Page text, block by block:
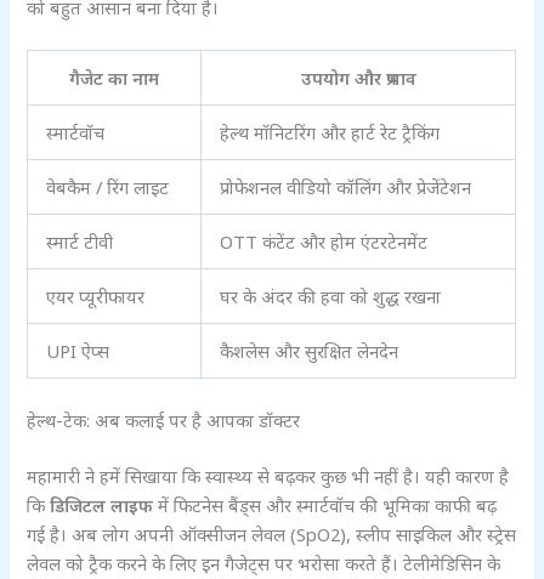
को बहुत आसान बना दिया है।
गैजेट का नाम उपयोग और प्रभाव
स्मार्टवॉच हेल्थ मॉनिटरिंग और हार्ट रेट ट्रैकिंग
वेबकैम / रिंग लाइट प्रोफेशनल वीडियो कॉलिंग और प्रेजेंटेशन
स्मार्ट टीवी OTT कंटेंट और होम एंटरटेनमेंट
एयर प्यूरीफायर घर के अंदर की हवा को शुद्ध रखना
UPI ऐप्स कैशलेस और सुरक्षित लेनदेन
हेल्थ-टेक: अब कलाई पर है आपका डॉक्टर
महामारी ने हमें सिखाया कि स्वास्थ्य से बढ़कर कुछ भी नहीं है। यही कारण है
किडिजिटल लाइफ में फिटनेस बैंड्स और स्मार्टवॉच की भूमिका काफी बढ़
गई है। अब लोग अपनी ऑक्सीजन लेवल (SpO2), स्लीप साइकिल और स्ट्रेस
लेवल को ट्रैक करने के लिए इन गैजेट्स पर भरोसा करते हैं। टेलीमेडिसिन के